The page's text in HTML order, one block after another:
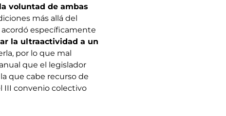
la voluntad de ambas
más allá del
específicamente
la ultraactividad a un
por lo que mal
que el legislador
que cabe recurso de
III convenio colectivo